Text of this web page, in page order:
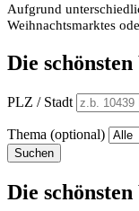
Aufgrund
Weihnachtsmarktes
Die
PLZ / Stadt
Thema (optional)
Suchen
Die